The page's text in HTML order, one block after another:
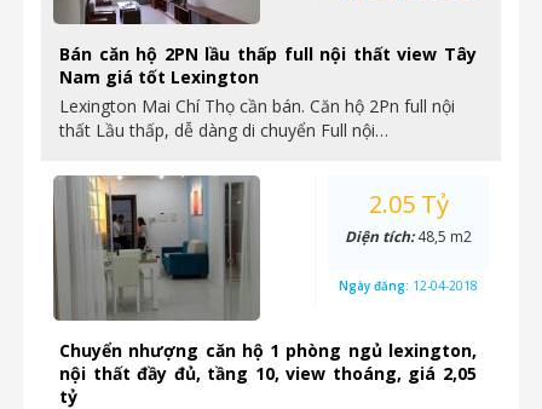
Bán căn hộ 2PN lầu thấp full nội thất view Tây
Nam giá tốt Lexington
Lexington Mai Chí Thọ cần bán. Căn hộ 2Pn full nội
thất Lầu thấp, dễ dàng di chuyển Full nội…
Chuyển nhượng căn hộ 1 phòng ngủ lexington,
nội thất đầy đủ, tầng 10, view thoáng, giá 2,05
tỷ
2.05 Tỷ
Diện tích:48,5 m2
Ngày đăng: 12-04-2018